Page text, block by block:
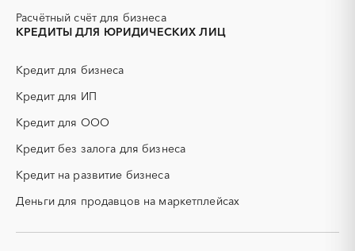
ИБП
КИП (контрольно-
КТП
НИОКР
ОКР (опытно-
конструкторские работы)
ПГС (песчано-гравийная
смесь)
кабельные системы)
Калининградская область
Калмыкия
Карачаево-Черкесская
республика
Кемеровская область -
Кузбасс
Коми
Краснодарский край
Липецкая область
Магаданская область
Расчётный счёт для бизнеса
КРЕДИТЫ ДЛЯ ЮРИДИЧЕСКИХ ЛИЦ
Кредит для бизнеса
Кредит для ИП
Кредит для ООО
Кредит без залога для бизнеса
Кредит на развитие бизнеса
Деньги для продавцов на маркетплейсах